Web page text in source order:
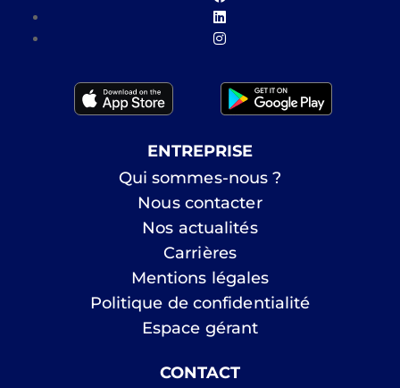
ENTREPRISE
Qui sommes-nous ?
Nous contacter
Nos actualités
Carrières
Mentions légales
Politique de confidentialité
Espace gérant
CONTACT